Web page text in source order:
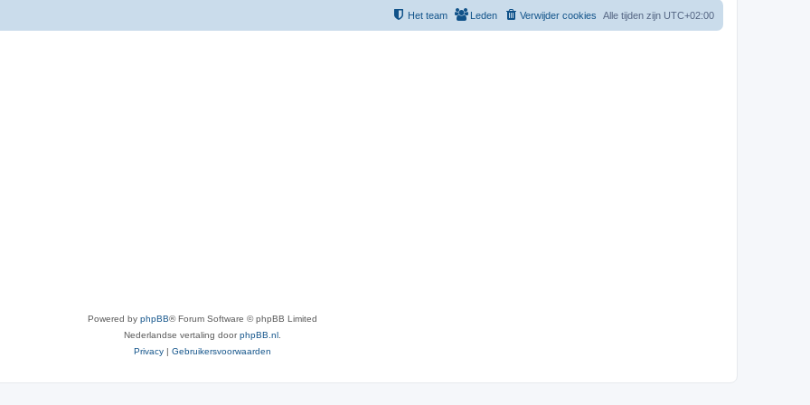
Alle tijden zijn UTC+02:00
Verwijder cookies
Leden
Het team
Powered by phpBB® Forum Software © phpBB Limited
Nederlandse vertaling doorphpBB.nl
Privacy | Gebruikersvoorwaarden